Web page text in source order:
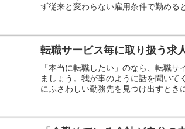
ず従来と変わらない雇用条件で勤める
転職サービス毎に取り扱う求
「本当に転職したい」のなら、転職
ましょう。我が事のように話を聞いて
にふさわしい勤務先を見つけ出すとき